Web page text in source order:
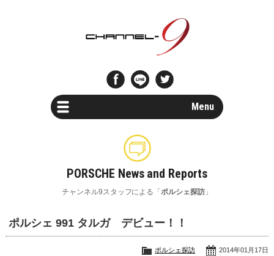
Menu
ポルシェスペシャルショップ一覧
PORSCHE News and Reports
チャンネル9スタッフによる「ポルシェ探訪 」
ポルシェ 991 タルガ デビュー！！
2014年01月17日
ポルシェ探訪